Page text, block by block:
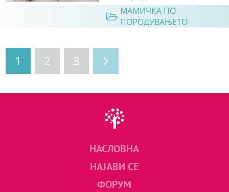
МАМИЧКА ПО
ПОРОДУВАЊЕТО
1 2 3
НАСЛОВНА
НАЈАВИ СЕ
ФОРУМ